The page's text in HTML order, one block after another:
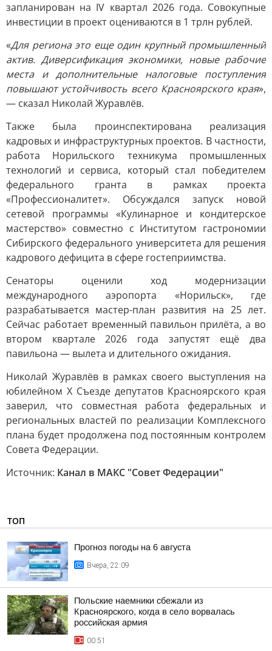
запланирован на IV квартал 2026 года. Совокупные
инвестиции в проект оцениваются в 1 трлн рублей.
«Для региона это еще один крупный промышленный
актив. Диверсификация экономики, новые рабочие
места и дополнительные налоговые поступления
повышают устойчивость всего Красноярского края»,
— сказал Николай Журавлёв.
Также была проинспектирована реализация
кадровых и инфраструктурных проектов. В частности,
работа Норильского техникума промышленных
технологий и сервиса, который стал победителем
федерального гранта в рамках проекта
«Профессионалитет». Обсуждался запуск новой
сетевой программы «Кулинарное и кондитерское
мастерство» совместно с Институтом гастрономии
Сибирского федерального университета для решения
кадрового дефицита в сфере гостеприимства.
Сенаторы оценили ход модернизации
международного аэропорта «Норильск», где
разрабатывается мастер-план развития на 25 лет.
Сейчас работает временный павильон прилёта, а во
втором квартале 2026 года запустят ещё два
павильона — вылета и длительного ожидания.
Николай Журавлёв в рамках своего выступления на
юбилейном X Съезде депутатов Красноярского края
заверил, что совместная работа федеральных и
региональных властей по реализации Комплексного
плана будет продолжена под постоянным контролем
Совета Федерации.
Источник: Канал в МАКС "Совет Федерации"
ТОП
Прогноз погоды на 6 августа
Вчера, 22:09
Польские наемники сбежали из
Красноярского, когда в село ворвалась
российская армия
00:51